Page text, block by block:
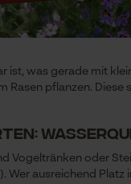
was gerade mit
pflanzen.
Vogeltränken oder
ausreichend
Web Analytics Tool
Tracking
Cookies